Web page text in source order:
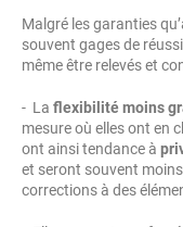
Malgré les garanties
souvent gages de
même être relevés et
- La flexibilité moins
mesure où elles ont en
ont ainsi tendance à
et seront souvent
corrections à des